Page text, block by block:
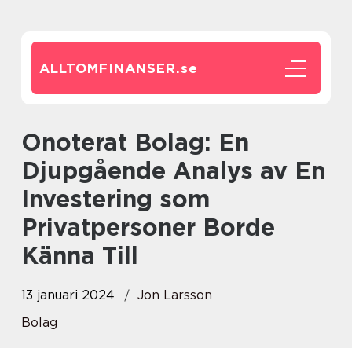
ALLTOMFINANSER.se
Onoterat Bolag: En
Djupgående Analys av En
Investering som
Privatpersoner Borde
Känna Till
13 januari 2024
Jon Larsson
Bolag